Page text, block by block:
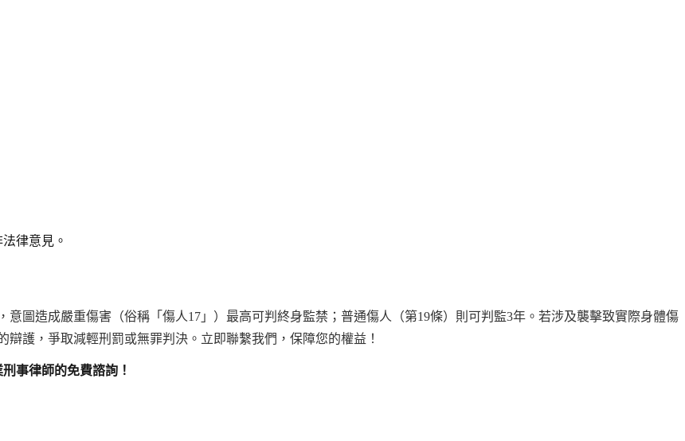
律意見。
圖造成嚴重傷害（俗稱「傷人17」）最高可判終身監禁；普通傷人（第19條）則可判監3年。若涉及襲擊致實際身體傷
護，爭取減輕刑罰或無罪判決。立即聯繫我們，保障您的權益！
事律師的免費諮詢！